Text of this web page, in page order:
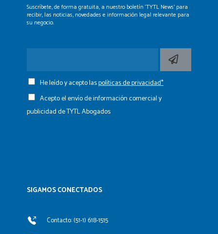
Suscríbete, de forma gratuita, a nuestro boletín ‘TYTL News’ para
recibir, las noticias, novedades e información legal relevante para
su negocio.
He leído y acepto laspolíticas de privacidad*
Acepto el envío de información comercial y
publicidad de TYTL Abogados
SIGAMOS CONECTADOS​
Contacto: (51-1) 618-1515